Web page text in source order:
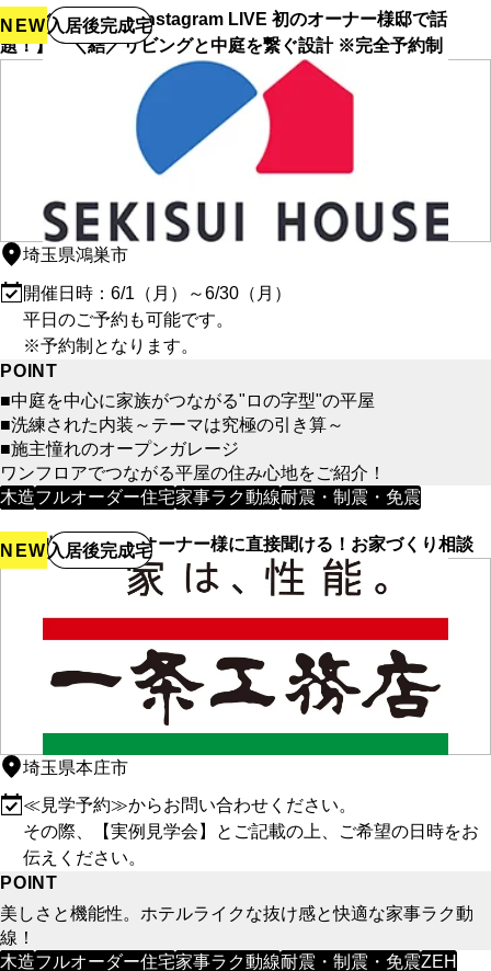
NEW入居後完成宅
【積水ハウス公式Instagram LIVE 初のオーナー様邸で話
題！】 ＼結／リビングと中庭を繋ぐ設計 ※完全予約制
埼玉県鴻巣市
開催日時：6/1（月）～6/30（月）
平日のご予約も可能です。
※予約制となります。
POINT
■中庭を中心に家族がつながる"ロの字型"の平屋
■洗練された内装～テーマは究極の引き算～
■施主憧れのオープンガレージ
ワンフロアでつながる平屋の住み心地をご紹介！
木造フルオーダー住宅家事ラク動線耐震・制震・免震
NEW入居後完成宅
【特別企画】先輩オーナー様に直接聞ける！お家づくり相談
埼玉県本庄市
≪見学予約≫からお問い合わせください。
その際、【実例見学会】とご記載の上、ご希望の日時をお
伝えください。
POINT
美しさと機能性。ホテルライクな抜け感と快適な家事ラク動
線！
木造フルオーダー住宅家事ラク動線耐震・制震・免震ZEH